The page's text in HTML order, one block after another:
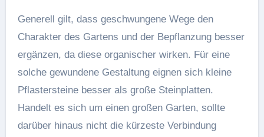
Generell gilt, dass geschwungene Wege den
Charakter des Gartens und der Bepflanzung besser
ergänzen, da diese organischer wirken. Für eine
solche gewundene Gestaltung eignen sich kleine
Pflastersteine besser als große Steinplatten.
Handelt es sich um einen großen Garten, sollte
darüber hinaus nicht die kürzeste Verbindung